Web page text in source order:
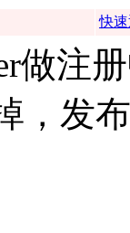
快
做注
，发